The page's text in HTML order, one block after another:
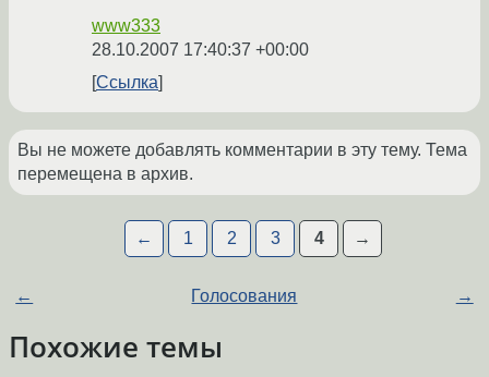
www333
28.10.2007 17:40:37 +00:00
Ссылка
Вы не можете добавлять комментарии в эту тему. Тема
перемещена в архив.
← 1 2 3 4 →
← Голосования →
Похожие темы